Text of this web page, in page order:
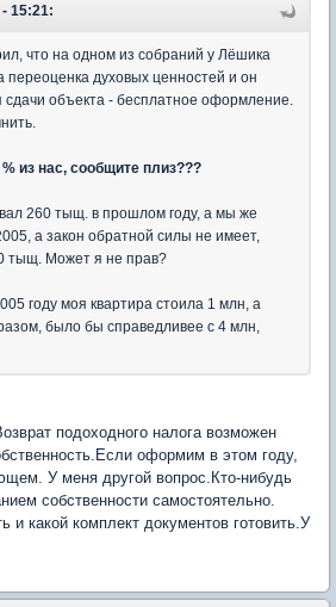
15:21:
что на одном из собраний у Лёшика
переоценка духовых ценностей и он
сдачи объекта - бесплатное оформление.
из нас, сообщите плиз???
260 тыщ. в прошлом году, а мы же
а закон обратной силы не имеет,
тыщ. Может я не прав?
году моя квартира стоила 1 млн, а
было бы справедливее с 4 млн,
подоходного налога возможен
оформим в этом году,
У меня другой вопрос.Кто-нибудь
собственности самостоятельно.
и какой комплект документов готовить.У